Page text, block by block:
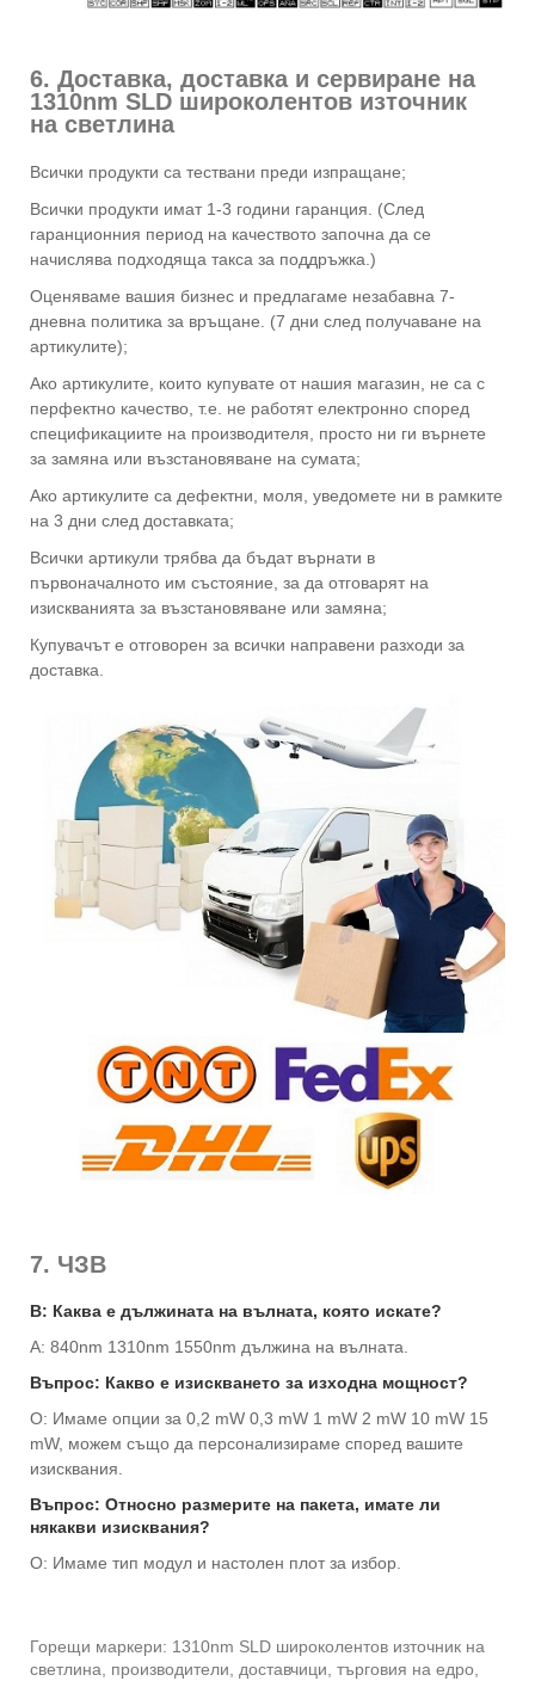
6. Доставка, доставка и сервиране на
1310nm SLD широколентов източник
на светлина
Всички продукти са тествани преди изпращане;
Всички продукти имат 1-3 години гаранция. (След
гаранционния период на качеството започна да се
начислява подходяща такса за поддръжка.)
Оценяваме вашия бизнес и предлагаме незабавна 7-
дневна политика за връщане. (7 дни след получаване на
артикулите);
Ако артикулите, които купувате от нашия магазин, не са с
перфектно качество, т.е. не работят електронно според
спецификациите на производителя, просто ни ги върнете
за замяна или възстановяване на сумата;
Ако артикулите са дефектни, моля, уведомете ни в рамките
на 3 дни след доставката;
Всички артикули трябва да бъдат върнати в
първоначалното им състояние, за да отговарят на
изискванията за възстановяване или замяна;
Купувачът е отговорен за всички направени разходи за
доставка.
7. ЧЗВ
В: Каква е дължината на вълната, която искате?
A: 840nm 1310nm 1550nm дължина на вълната.
Въпрос: Какво е изискването за изходна мощност?
О: Имаме опции за 0,2 mW 0,3 mW 1 mW 2 mW 10 mW 15
mW, можем също да персонализираме според вашите
изисквания.
Въпрос: Относно размерите на пакета, имате ли
някакви изисквания?
О: Имаме тип модул и настолен плот за избор.
Горещи маркери: 1310nm SLD широколентов източник на
светлина, производители, доставчици, търговия на едро,